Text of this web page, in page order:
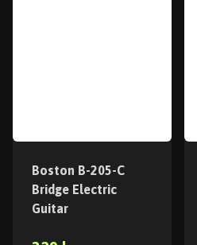
Boston B-205-C
Bridge Electric
Guitar